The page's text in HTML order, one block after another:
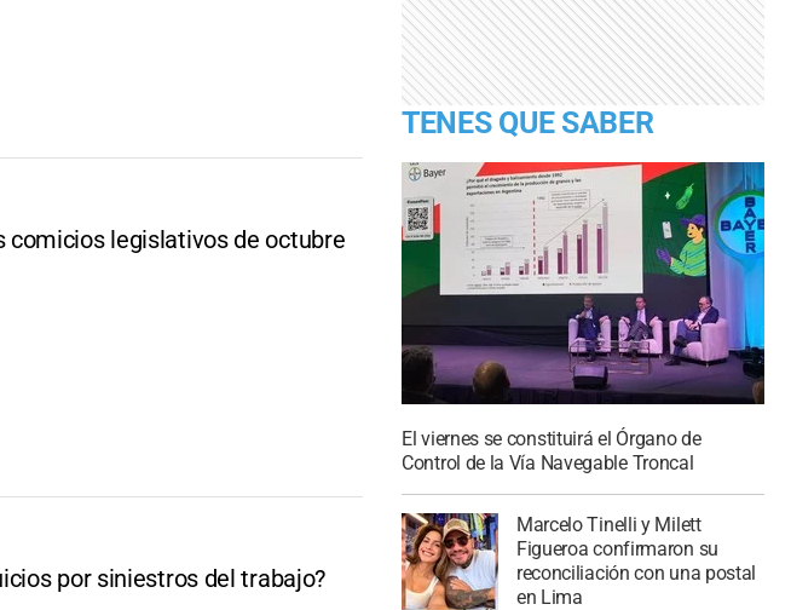
comicios legislativos de octubre
por siniestros del trabajo?
TENES QUE SABER
El viernes se constituirá el Órgano de
Control de la Vía Navegable Troncal
Marcelo Tinelli y Milett
Figueroa confirmaron su
reconciliación con una postal
en Lima